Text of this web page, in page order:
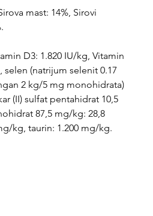
mast: 14%, Sirovi
D3: 1.820 IU/kg, Vitamin
(natrijum selenit 0.17
2 kg/5 mg monohidrata)
(II) sulfat pentahidrat 10,5
87,5 mg/kg: 28,8
kg, taurin: 1.200 mg/kg.